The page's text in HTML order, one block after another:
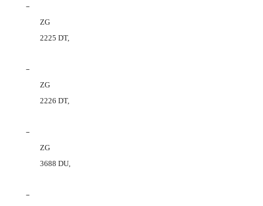
–
ZG
2225 DT,
–
ZG
2226 DT,
–
ZG
3688 DU,
–